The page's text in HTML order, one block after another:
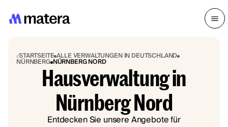
STARTSEITE ALLE VERWALTUNGEN IN DEUTSCHLAND
NÜRNBERG NÜRNBERG NORD
Hausverwaltung in
Nürnberg Nord
Entdecken Sie unsere Angebote für